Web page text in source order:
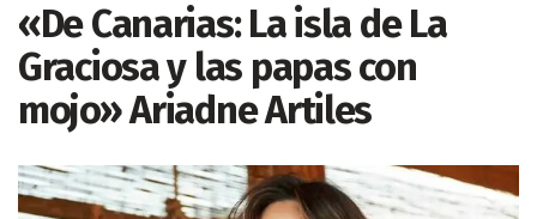
«De Canarias: La isla de La
Graciosa y las papas con
mojo» Ariadne Artiles